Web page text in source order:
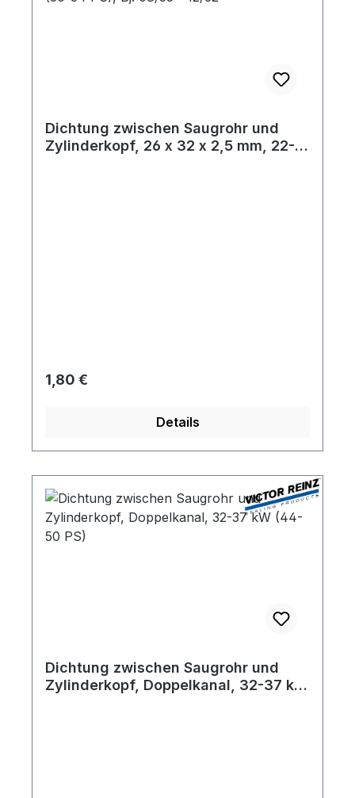
Dichtung zwischen Saugrohr und
Zylinderkopf, 26 x 32 x 2,5 mm, 22-
Regulärer Preis:
1,80 €
Details
Dichtung zwischen Saugrohr und
Zylinderkopf, Doppelkanal, 32-37 kW